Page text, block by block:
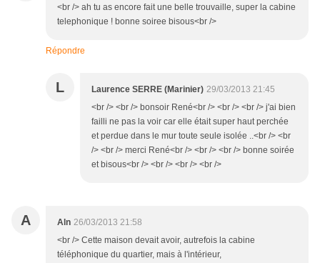
<br /> ah tu as encore fait une belle trouvaille, super la cabine
telephonique ! bonne soiree bisous<br />
Répondre
L Laurence SERRE (Marinier) 29/03/2013 21:45
<br /> <br /> bonsoir René<br /> <br /> <br /> j'ai bien
failli ne pas la voir car elle était super haut perchée
et perdue dans le mur toute seule isolée ..<br /> <br
/> <br /> merci René<br /> <br /> <br /> bonne soirée
et bisous<br /> <br /> <br /> <br />
A Aln 26/03/2013 21:58
<br /> Cette maison devait avoir, autrefois la cabine
téléphonique du quartier, mais à l'intérieur,